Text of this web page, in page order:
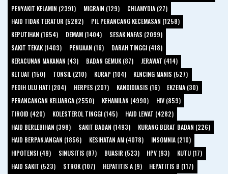
PENYAKIT KELAMIN (2391)
MIGRAIN (129)
CHLAMYDIA (27)
HAID TIDAK TERATUR (5282)
PIL PERANCANG KECEMASAN (1258)
KEPUTIHAN (1654)
DEMAM (1404)
SESAK NAFAS (2099)
SAKIT TEKAK (1403)
PENUAAN (16)
DARAH TINGGI (418)
KERACUNAN MAKANAN (43)
BADAN GEMUK (87)
JERAWAT (414)
KETUAT (150)
TONSIL (210) KURAP (104)
KENCING MANIS (527)
PEDIH ULU HATI (204)
HERPES (207) KANDIDIASIS (16)
EKZEMA (30)
PERANCANGAN KELUARGA (2550)
KEHAMILAN (4990)
HIV (859)
TIROID (420)
KOLESTEROL TINGGI (145)
HAID LEWAT (4282)
HAID BERLEBIHAN (398)
SAKIT BADAN (1493)
KURANG BERAT BADAN (226)
HAID BERPANJANGAN (1856)
KESIHATAN AM (4078)
INSOMNIA (210)
HIPOTENSI (49)
SINUSITIS (87) BUASIR (523) HPV (93)
KUTU (17)
HAID SAKIT (523)
STROK (107) HEPATITIS A (9)
HEPATITIS B (117)